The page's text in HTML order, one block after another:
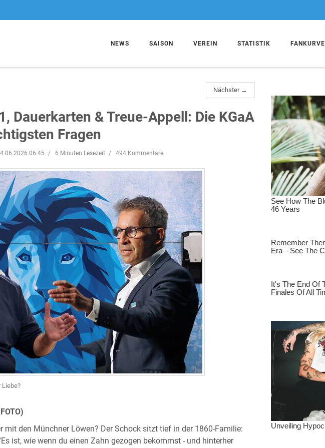
NEWS SAISON VEREIN STATISTIK FANKURVE
Nächster →
Dauerkarten & Treue-Appell: Die KGaA
Fragen
06:45 6 Minuten Lesezeit 494 Kommentare
mit den Münchner Löwen? Der Schock sitzt tief in der 1860-Familie:
ist, wie wenn du einen Zahn gezogen bekommst - und hinterher